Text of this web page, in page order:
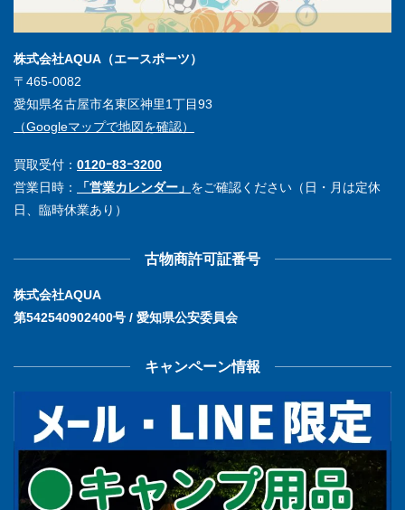
株式会社AQUA（エースポーツ）
〒465-0082
愛知県名古屋市名東区神里1丁目93
（Googleマップで地図を確認）
買取受付： 0120ｰ83ｰ3200
営業日時：
「営業カレンダー」 をご確認ください（日・月は定休
日、臨時休業あり）
古物商許可証番号
株式会社AQUA
第542540902400号 / 愛知県公安委員会
キャンペーン情報